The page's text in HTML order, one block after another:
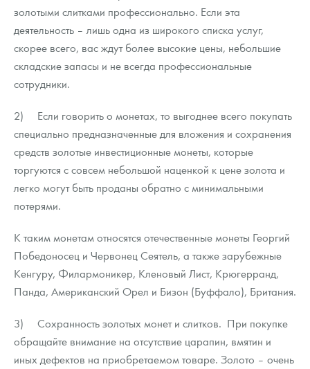
золотыми слитками профессионально. Если эта
деятельность – лишь одна из широкого списка услуг,
скорее всего, вас ждут более высокие цены, небольшие
складские запасы и не всегда профессиональные
сотрудники.
2) Если говорить о монетах, то выгоднее всего покупать
специально предназначенные для вложения и сохранения
средств золотые инвестиционные монеты, которые
торгуются с совсем небольшой наценкой к цене золота и
легко могут быть проданы обратно с минимальными
потерями.
К таким монетам относятся отечественные монеты Георгий
Победоносец и Червонец Сеятель, а также зарубежные
Кенгуру, Филармоникер, Кленовый Лист, Крюгерранд,
Панда, Американский Орел и Бизон (Буффало), Британия.
3) Сохранность золотых монет и слитков. При покупке
обращайте внимание на отсутствие царапин, вмятин и
иных дефектов на приобретаемом товаре. Золото – очень